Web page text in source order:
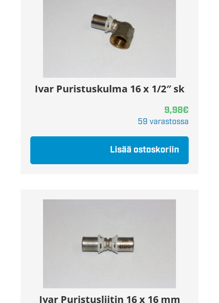
Ivar Puristuskulma 16 x 1/2″ sk
9,98€
59 varastossa
Lisää ostoskoriin
Ivar Puristusliitin 16 x 16 mm